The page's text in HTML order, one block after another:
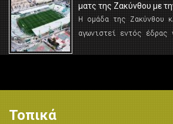
ματς της Ζακύνθου με
Η ομάδα της Ζακύνθου
αγωνιστεί εντός έδρας
Τοπικά